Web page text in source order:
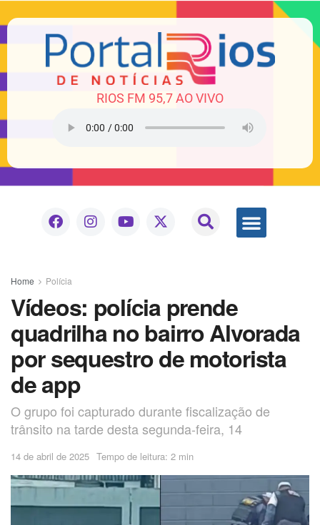
RIOS FM 95,7 AO VIVO
Home Polícia
Vídeos: polícia prende
quadrilha no bairro Alvorada
por sequestro de motorista
de app
O grupo foi capturado durante fiscalização de
trânsito na tarde desta segunda-feira, 14
14 de abril de 2025 Tempo de leitura: 2 min